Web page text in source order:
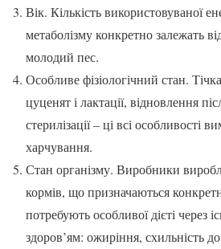
Вік. Кількість використовуваної
метаболізму конкретно залежать
молодий пес.
Особливе фізіологічний стан.
цуценят і лактації, відновлення
стерилізації – ці всі особливості
харчування.
Стан організму. Виробники
кормів, що призначаються
потребують особливої дієті через
здоров’ям: ожиріння, схильність до